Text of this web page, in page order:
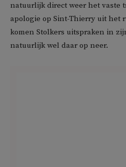
natuurlijk direct weer het vaste
apologie op Sint-Thierry uit het
komen Stolkers uitspraken in
natuurlijk wel daar op neer.